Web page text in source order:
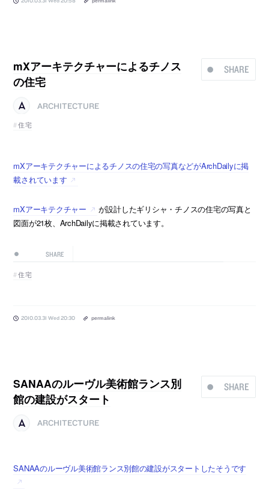
SHARE
mXアーキテクチャーによるチノス
の住宅
ARCHITECTURE
住宅
mXアーキテクチャーによるチノスの住宅の写真などがArchDailyに掲
載されています
mXアーキテクチャー
が設計したギリシャ・チノスの住宅の写真と
図面が21枚、ArchDailyに掲載されています。
SHARE
住宅
2010.03.31 Wed 20:30 permalink
SHARE
SANAAのルーヴル美術館ランス別
館の建設がスタート
ARCHITECTURE
SANAAのルーヴル美術館ランス別館の建設がスタートしたそうです